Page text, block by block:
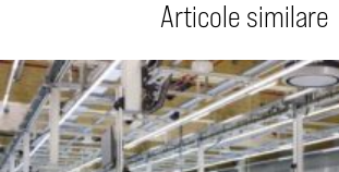
Articole similare